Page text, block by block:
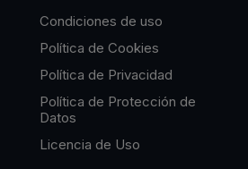
Condiciones de uso
Política de Cookies
Política de Privacidad
Política de Protección de
Datos
Licencia de Uso